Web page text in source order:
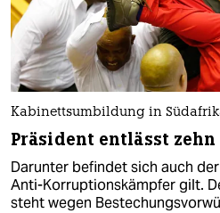
Kabinettsumbildung in
Präsident entlässt
Darunter befindet sich auch
Anti-Korruptionskämpfer gilt.
steht wegen